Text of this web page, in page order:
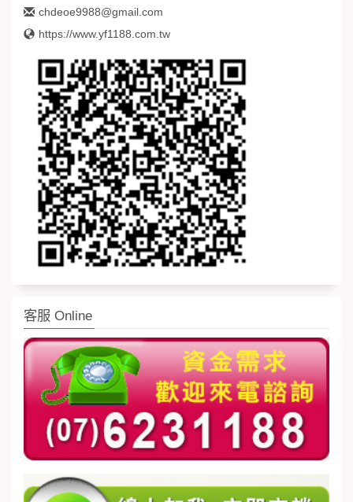
chdeoe9988@gmail.com
https://www.yf1188.com.tw
客服 Online